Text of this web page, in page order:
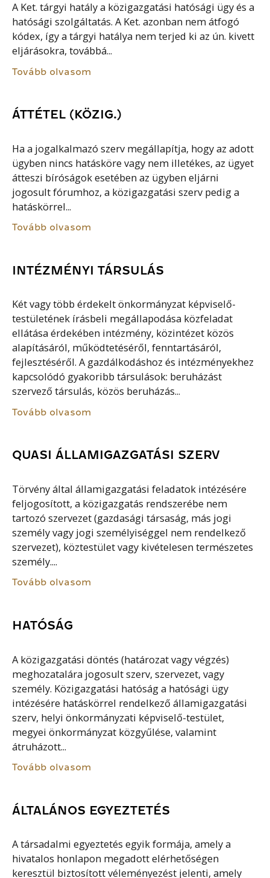
A Ket. tárgyi hatály a közigazgatási hatósági ügy és a
hatósági szolgáltatás. A Ket. azonban nem átfogó
kódex, így a tárgyi hatálya nem terjed ki az ún. kivett
eljárásokra, továbbá...
Tovább olvasom
ÁTTÉTEL (KÖZIG.)
Ha a jogalkalmazó szerv megállapítja, hogy az adott
ügyben nincs hatásköre vagy nem illetékes, az ügyet
átteszi bíróságok esetében az ügyben eljárni
jogosult fórumhoz, a közigazgatási szerv pedig a
hatáskörrel...
Tovább olvasom
INTÉZMÉNYI TÁRSULÁS
Két vagy több érdekelt önkormányzat képviselő-
testületének írásbeli megállapodása közfeladat
ellátása érdekében intézmény, közintézet közös
alapításáról, működtetéséről, fenntartásáról,
fejlesztéséről. A gazdálkodáshoz és intézményekhez
kapcsolódó gyakoribb társulások: beruházást
szervező társulás, közös beruházás...
Tovább olvasom
QUASI ÁLLAMIGAZGATÁSI SZERV
Törvény által államigazgatási feladatok intézésére
feljogosított, a közigazgatás rendszerébe nem
tartozó szervezet (gazdasági társaság, más jogi
személy vagy jogi személyiséggel nem rendelkező
szervezet), köztestület vagy kivételesen természetes
személy....
Tovább olvasom
HATÓSÁG
A közigazgatási döntés (határozat vagy végzés)
meghozatalára jogosult szerv, szervezet, vagy
személy. Közigazgatási hatóság a hatósági ügy
intézésére hatáskörrel rendelkező államigazgatási
szerv, helyi önkormányzati képviselő-testület,
megyei önkormányzat közgyűlése, valamint
átruházott...
Tovább olvasom
ÁLTALÁNOS EGYEZTETÉS
A társadalmi egyeztetés egyik formája, amely a
hivatalos honlapon megadott elérhetőségen
keresztül biztosított véleményezést jelenti, amely